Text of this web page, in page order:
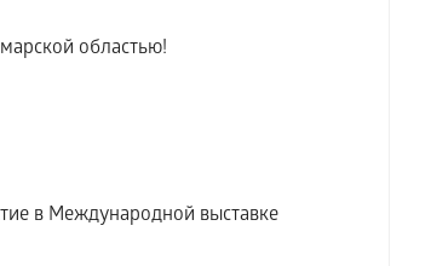
областью!
в Международной выставке